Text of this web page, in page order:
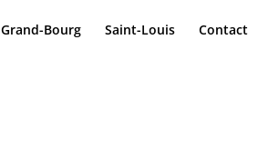
Grand-Bourg Saint-Louis Contact